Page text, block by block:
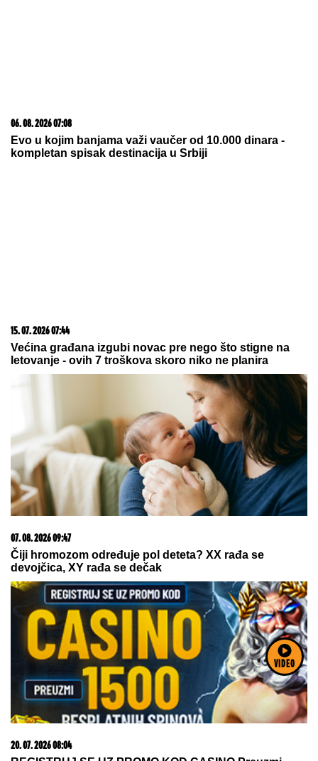
VIDEO
06. 08. 2026 07:08
Evo u kojim banjama važi vaučer od 10.000 dinara -
kompletan spisak destinacija u Srbiji
15. 07. 2026 07:44
Većina građana izgubi novac pre nego što stigne na
letovanje - ovih 7 troškova skoro niko ne planira
07. 08. 2026 09:47
Čiji hromozom određuje pol deteta? XX rađa se
devojčica, XY rađa se dečak
20. 07. 2026 08:04